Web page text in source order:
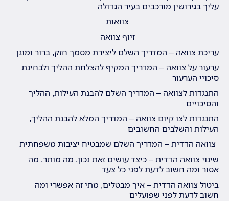
עליך בגירושין מורכבים בעיר הגדולה
צוואות
זיוף צוואה
עריכת צוואה – המדריך השלם ליצירת מסמך חזק, ברור ומוגן
ערעור על צוואה – המדריך המקיף להצלחת ההליך ולבחינת
סיכויי הערעור
התנגדות לצוואה – המדריך השלם להבנת העילות, ההליך
והסיכויים
התנגדות לצו קיום צוואה – המדריך המלא להבנת ההליך,
העילות והשלבים החשובים
צוואה הדדית – המדריך השלם שמבטיח יציבות משפחתית
שינוי צוואה הדדית – כיצד עושים זאת נכון, מה מותר, מה
אסור ומה חשוב לדעת לפני כל צעד
ביטול צוואה הדדית – איך מבטלים, מתי זה אפשרי ומה
חשוב לדעת לפני שפועלים